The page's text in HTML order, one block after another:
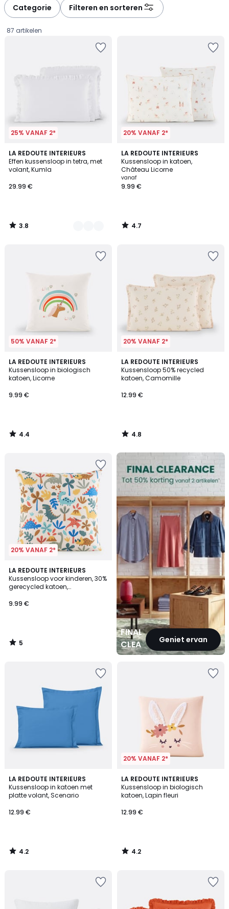
Categorie Filteren en sorteren
87 artikelen
25% VANAF 2*
LA REDOUTE INTERIEURS
Effen kussensloop in tetra, met
volant, Kumla
€.
29.99 €
3.8
/ 5
15
Kleuren
3.8
/
20% VANAF 2*
LA REDOUTE INTERIEURS
Kussensloop in katoen,
Château Licorne
vanaf
9.99 €
4.7
/ 5
4.7
/
50% VANAF 2*
LA REDOUTE INTERIEURS
Kussensloop in biologisch
katoen, Licorne
9.99 €
4.4
/ 5
4.4
/
20% VANAF 2*
LA REDOUTE INTERIEURS
Kussensloop 50% recycled
katoen, Camomille
12.99 €
4.8
/ 5
4.8
/
20% VANAF 2*
LA REDOUTE INTERIEURS
Kussensloop voor kinderen, 30%
gerecycled katoen,
9.99 €
5
/
5
5
/
FINAL
CLEARANCEGeniet ervan
FINAL
CLEARANCE
LA REDOUTE INTERIEURS
Kussensloop in katoen met
platte volant, Scenario
12.99 €
4.2
/ 5
4.2
/
20% VANAF 2*
LA REDOUTE INTERIEURS
Kussensloop in biologisch
katoen, Lapin fleuri
12.99 €
4.2
/ 5
4.2
/